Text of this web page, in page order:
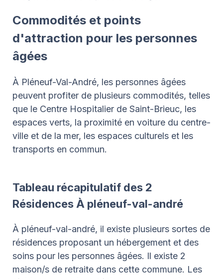
Commodités et points
d'attraction pour les personnes
âgées
À Pléneuf-Val-André, les personnes âgées
peuvent profiter de plusieurs commodités, telles
que le Centre Hospitalier de Saint-Brieuc, les
espaces verts, la proximité en voiture du centre-
ville et de la mer, les espaces culturels et les
transports en commun.
Tableau récapitulatif des 2
Résidences À pléneuf-val-andré
À pléneuf-val-andré, il existe plusieurs sortes de
résidences proposant un hébergement et des
soins pour les personnes âgées. Il existe 2
maison/s de retraite dans cette commune. Les